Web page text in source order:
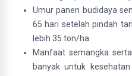
Umur panen budidaya
65 hari setelah pindah
lebih 35 ton/ha.
Manfaat semangka
banyak untuk